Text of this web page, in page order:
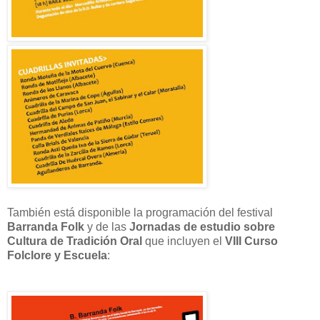
También está disponible la programación del festival
Barranda Folk y de las Jornadas de estudio sobre
Cultura de Tradición Oral que incluyen el VIII Curso
Folclore y Escuela: